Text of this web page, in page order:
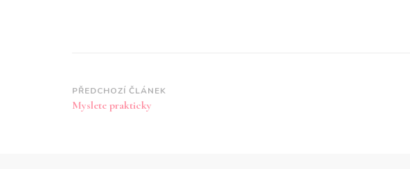
Navigace
příspěvku
PŘEDCHOZÍ ČLÁNEK
Myslete prakticky